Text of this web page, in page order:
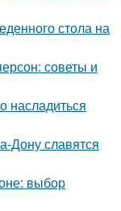
стола на
советы и
насладиться
Дону славятся
выбор